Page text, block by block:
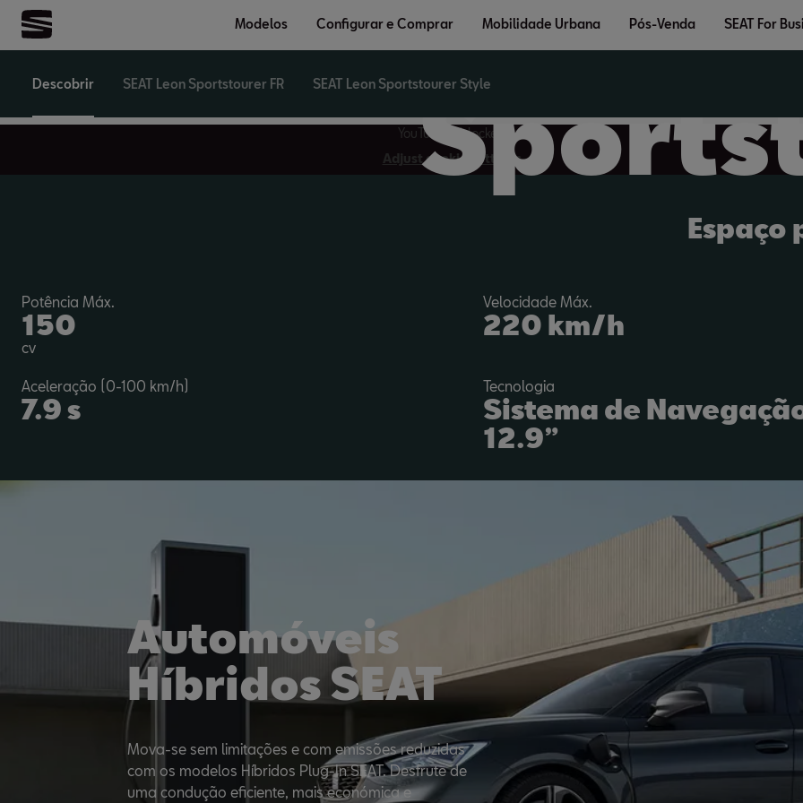
Modelos Configurar e Comprar Mobilidade Urbana Pós-Venda SEAT For
Descobrir SEAT Leon Sportstourer FR SEAT Leon Sportstourer Style
YouTube is blocked
Adjust cookie settings
Espaço
Potência Máx.
150
cv
Velocidade Máx.
220 km/h
Aceleração (0-100 km/h)
7.9 s
Tecnologia
Sistema de
12.9”
Automóveis
Híbridos SEAT
Mova-se sem limitações e com emissões reduzidas
com os modelos Híbridos Plug-In SEAT. Desfrute de
uma condução eficiente, mais económica e